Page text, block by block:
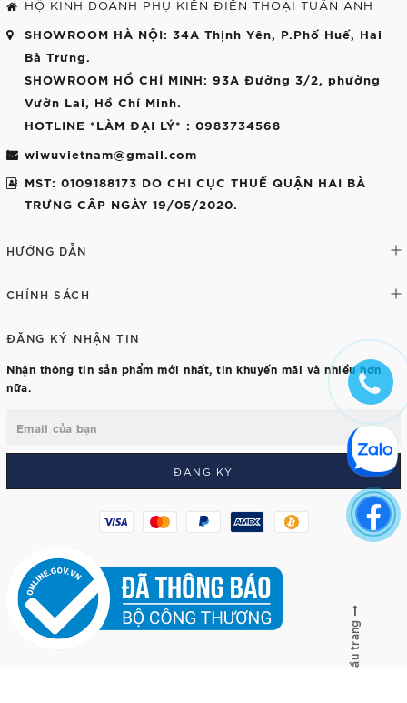
HỘ KINH DOANH PHỤ KIỆN ĐIỆN THOẠI TUẤN ANH
SHOWROOM HÀ NỘI: 34A Thịnh Yên, P.Phố Huế, Hai
Bà Trưng.
SHOWROOM HỒ CHÍ MINH: 93A Đường 3/2, phường
Vườn Lai, Hồ Chí Minh.
HOTLINE *LÀM ĐẠI LÝ* : 0983734568
wiwuvietnam@gmail.com
MST: 0109188173 DO CHI CỤC THUẾ QUẬN HAI BÀ
TRƯNG CÂP NGÀY 19/05/2020.
HƯỚNG DẪN
CHÍNH SÁCH
ĐĂNG KÝ NHẬN TIN
Nhận thông tin sản phẩm mới nhất, tin khuyến mãi và nhiều hơn
nữa.
ĐĂNG KÝ
Lên đầu trang